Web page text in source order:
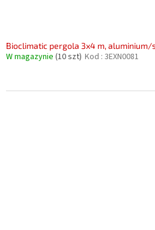
Bioclimatic pergola 3x4 m, aluminium/
W magazynie (10 szt) Kod : 3EXN0081